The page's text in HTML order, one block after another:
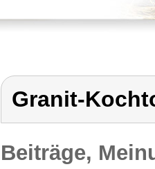
Granit-
Beiträge,